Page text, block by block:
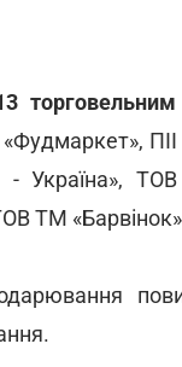
ПІІ
ТОВ
ТМ